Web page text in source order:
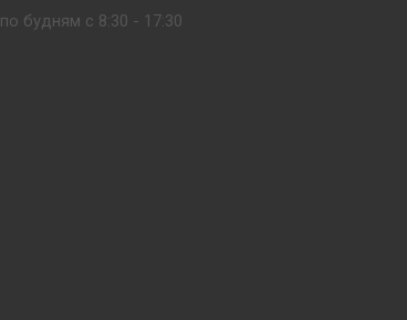
по будням с 8:30 - 17:30